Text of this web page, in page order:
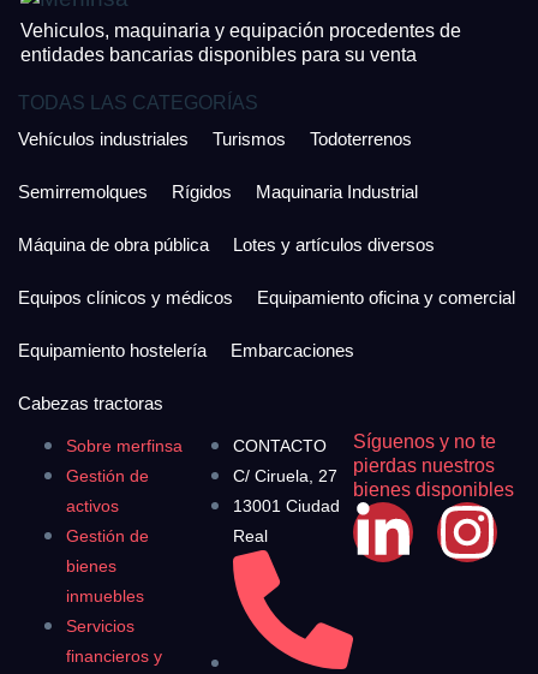
Vehiculos, maquinaria y equipación procedentes de
entidades bancarias disponibles para su venta
Sobre merfinsa
Gestión de
activos
Gestión de
bienes
inmuebles
Servicios
financieros y
CONTACTO
C/ Ciruela, 27
13001 Ciudad
Real
Síguenos y no te
pierdas nuestros
bienes disponibles
TODAS LAS CATEGORÍAS
Vehículos industriales
Turismos Todoterrenos
Semirremolques Rígidos Maquinaria Industrial
Máquina de obra pública Lotes y artículos diversos
Equipos clínicos y médicos Equipamiento oficina y comercial
Equipamiento hostelería Embarcaciones
Cabezas tractoras